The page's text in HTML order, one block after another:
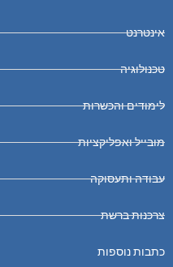
אינטרנט
טכנולוגיה
לימודים והכשרות
מובייל ואפליקציות
עבודה ותעסוקה
צרכנות ברשת
כתבות נוספות